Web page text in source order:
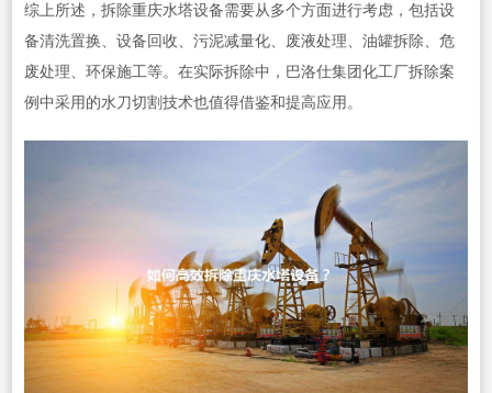
综上所述，拆除重庆水塔设备需要从多个方面进行考虑，包括设
备清洗置换、设备回收、污泥减量化、废液处理、油罐拆除、危
废处理、环保施工等。在实际拆除中，巴洛仕集团化工厂拆除案
例中采用的水刀切割技术也值得借鉴和提高应用。